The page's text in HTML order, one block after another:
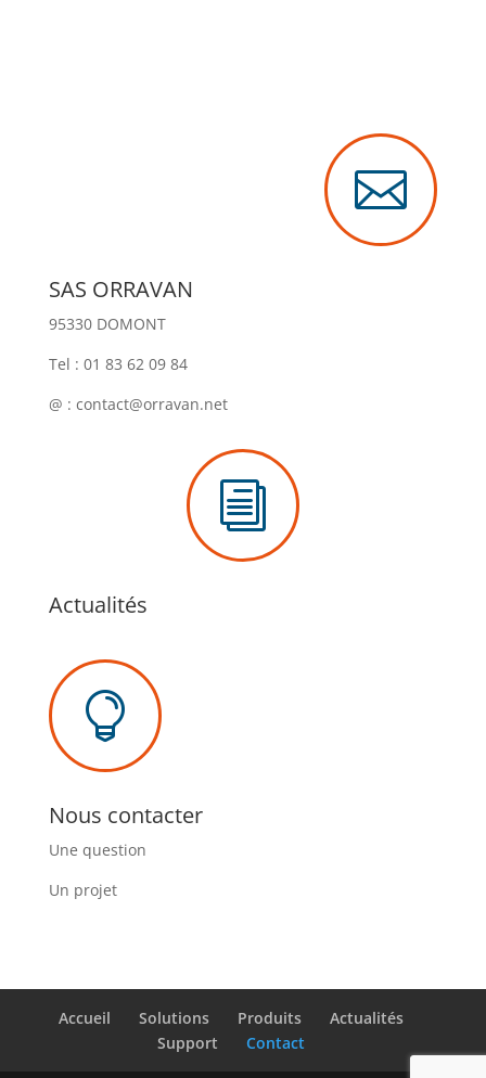

SAS ORRAVAN
95330 DOMONT
Tel : 01 83 62 09 84
@ : contact@orravan.net
i
Actualités

Nous contacter
Une question
Un projet
Accueil Solutions Produits
Actualités
Support
Contact